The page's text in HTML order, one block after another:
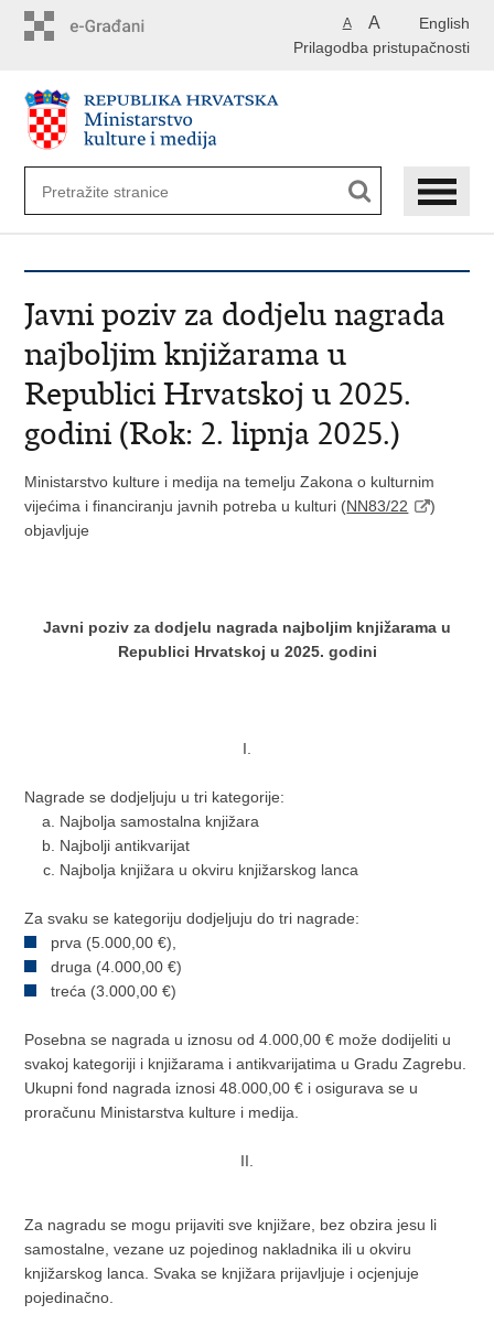
English
A A
Prilagodba pristupačnosti
Javni poziv za dodjelu nagrada
najboljim knjižarama u
Republici Hrvatskoj u 2025.
godini (Rok: 2. lipnja 2025.)
Ministarstvo kulture i medija na temelju Zakona o kulturnim
vijećima i financiranju javnih potreba u kulturi (NN83/22
)
objavljuje
Javni poziv za dodjelu nagrada najboljim knjižarama u
Republici Hrvatskoj u 2025. godini
I.
Nagrade se dodjeljuju u tri kategorije:
Najbolja samostalna knjižara
Najbolji antikvarijat
Najbolja knjižara u okviru knjižarskog lanca
Za svaku se kategoriju dodjeljuju do tri nagrade:
prva (5.000,00 €),
druga (4.000,00 €)
treća (3.000,00 €)
Posebna se nagrada u iznosu od 4.000,00 € može dodijeliti u
svakoj kategoriji i knjižarama i antikvarijatima u Gradu Zagrebu.
Ukupni fond nagrada iznosi 48.000,00 € i osigurava se u
proračunu Ministarstva kulture i medija.
II.
Za nagradu se mogu prijaviti sve knjižare, bez obzira jesu li
samostalne, vezane uz pojedinog nakladnika ili u okviru
knjižarskog lanca. Svaka se knjižara prijavljuje i ocjenjuje
pojedinačno.